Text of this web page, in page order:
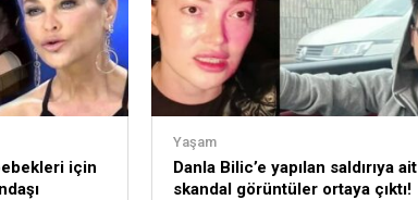
için
Yaşam
Danla Bilic’e yapılan saldırıya ait
skandal görüntüler ortaya çıktı!